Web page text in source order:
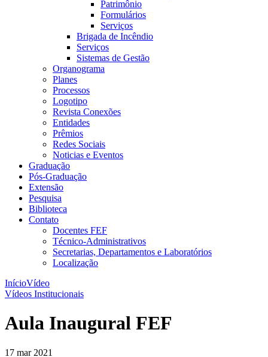
Patrimônio
Formulários
Serviços
Brigada de Incêndio
Serviços
Sistemas de Gestão
Organograma
Planes
Processos
Logotipo
Revista Conexões
Entidades
Prêmios
Redes Sociais
Noticias e Eventos
Graduação
Pós-Graduação
Extensão
Pesquisa
Biblioteca
Contato
Docentes FEF
Técnico-Administrativos
Secretarias, Departamentos e Laboratórios
Localização
InícioVídeo
Vídeos Institucionais
Aula Inaugural FEF
17 mar 2021